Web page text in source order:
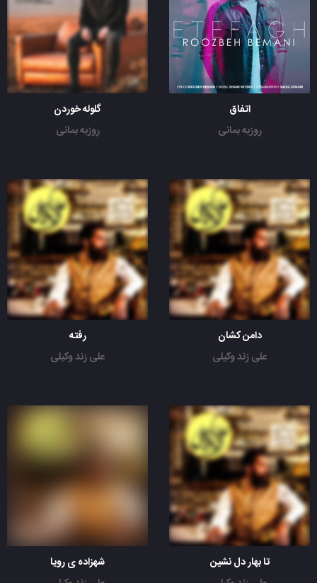
اتفاق
روزبه بمانی
گلوله خوردن
روزبه بمانی
دامن کشان
علی زند وکیلی
رفته
علی زند وکیلی
تا بهار دل نشین
شهزاده ی رویا